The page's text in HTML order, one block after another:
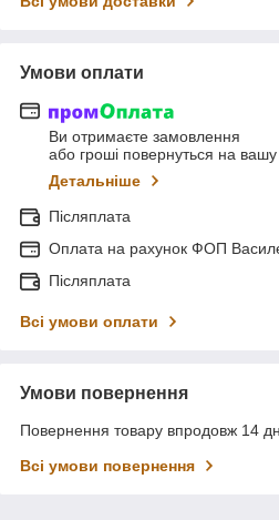
Умови оплати
Ви отримаєте замовлення
або гроші повернуться на вашу
Детальніше
Післяплата
Оплата на рахунок ФОП
Післяплата
Всі умови оплати
Умови повернення
Повернення товару впродовж 14
Всі умови повернення